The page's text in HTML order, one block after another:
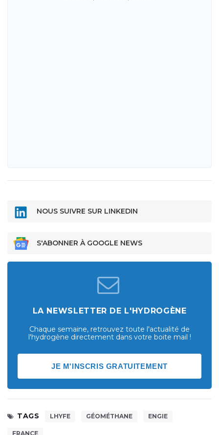
NOUS SUIVRE SUR LINKEDIN
S'ABONNER À GOOGLE NEWS
LA NEWSLETTER DE L'HYDROGÈNE
Chaque semaine, retrouvez toute l'actualité de
l'hydrogène directement dans votre boite mail !
JE M'INSCRIS GRATUITEMENT
TAGS LHYFE GÉOMÉTHANE ENGIE
FRANCE